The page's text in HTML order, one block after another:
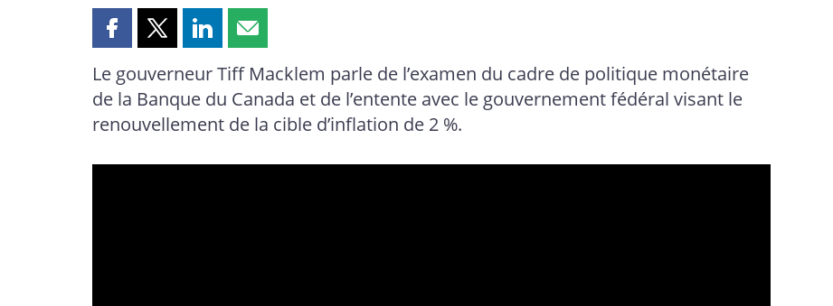
Partager
page
sur
Facebook
Partager
page
sur
X
Partager
page
sur
LinkedIn
Partager
page
par
courriel
Le gouverneur Tiff Macklem parle de l’examen du cadre de politique monétaire
de la Banque du Canada et de l’entente avec le gouvernement fédéral visant le
renouvellement de la cible d’inflation de 2 %.